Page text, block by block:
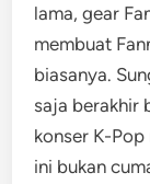
lama, gear
membuat
biasanya.
saja berakhir
konser K-
ini bukan